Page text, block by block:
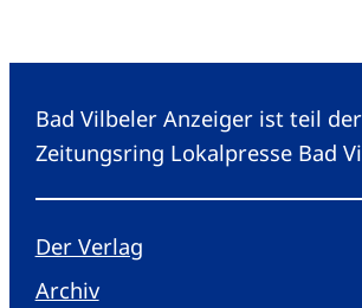
Bad Vilbeler Anzeiger ist teil der
Zeitungsring Lokalpresse Bad
Der Verlag
Archiv